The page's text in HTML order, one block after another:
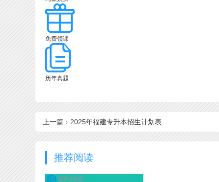
免费领课
历年真题
上一篇：2025年福建专升本招生计划表
推荐阅读